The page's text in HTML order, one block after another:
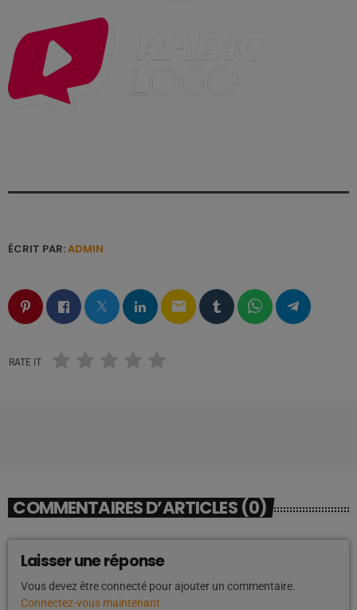
ÉCRIT PAR:ADMIN
email
RATE IT
COMMENTAIRES D’ARTICLES (0)
Laisser une réponse
Vous devez être connecté pour ajouter un commentaire.
Connectez-vous maintenant